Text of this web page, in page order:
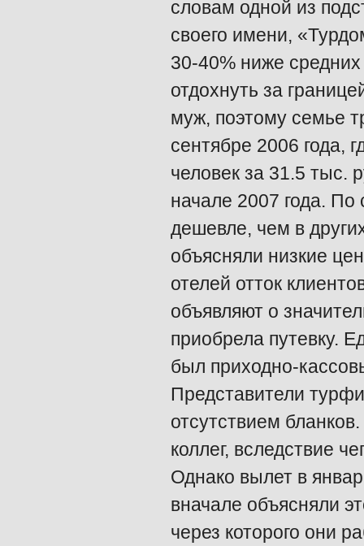
словам одной из
своего имени,
30-40% ниже средних
отдохнуть за
муж, поэтому семье
сентябре 2006 года,
человек за 31.5 тыс.
начале 2007 года.
дешевле, чем в
объясняли низкие
отелей отток
объявляют о
приобрела путевку.
был приходно-
Представители
отсутствием
коллег, вследствие
Однако вылет в
вначале объясняли
через которого они